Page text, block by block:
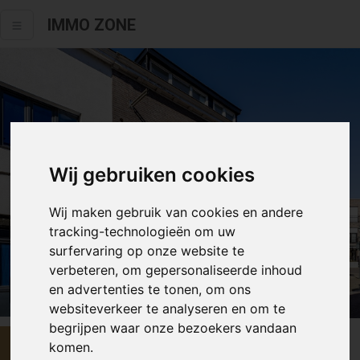
Wij gebruiken cookies
Wij maken gebruik van cookies en andere
tracking-technologieën om uw
surfervaring op onze website te
verbeteren, om gepersonaliseerde inhoud
en advertenties te tonen, om ons
websiteverkeer te analyseren en om te
begrijpen waar onze bezoekers vandaan
komen.
IMMO ZONE
Alle fotos
€ 149 000